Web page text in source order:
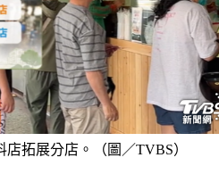
店拓展分店。（圖／TVBS）